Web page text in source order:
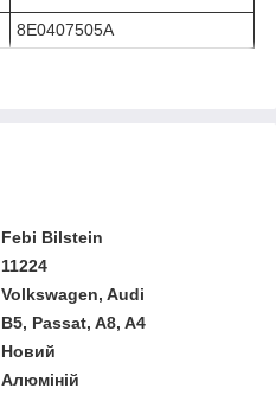
8E0407505A
Febi Bilstein
11224
Volkswagen, Audi
B5, Passat, A8, A4
Новий
Алюміній